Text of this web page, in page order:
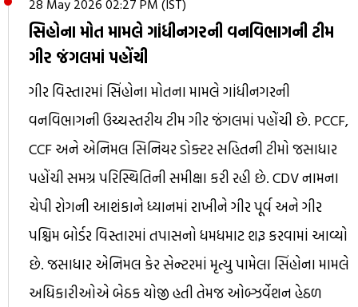
28 May 2026 02:27 PM (IST)
સિહોના મોત મામલે ગાંધીનગરની વનવિભાગની ટીમ
ગીર જંગલમાં પહોંચી
ગીર વિસ્તારમાં સિંહોના મોતના મામલે ગાંધીનગરની
વનવિભાગની ઉચ્ચસ્તરીય ટીમ ગીર જંગલમાં પહોંચી છે. PCCF,
CCF અને એનિમલ સિનિયર ડોક્ટર સહિતની ટીમો જસાધાર
પહોંચી સમગ્ર પરિસ્થિતિની સમીક્ષા કરી રહી છે. CDV નામના
ચેપી રોગની આશંકાને ધ્યાનમાં રાખીને ગીર પૂર્વ અને ગીર
પશ્ચિમ બોર્ડર વિસ્તારમાં તપાસનો ધમધમાટ શરૂ કરવામાં આવ્યો
છે. જસાધાર એનિમલ કેર સેન્ટરમાં મૃત્યુ પામેલા સિંહોના મામલે
અધિકારીઓએ બેઠક યોજી હતી તેમજ ઓબ્ઝર્વેશન હેઠળ